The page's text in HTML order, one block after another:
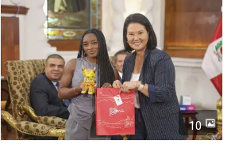
10